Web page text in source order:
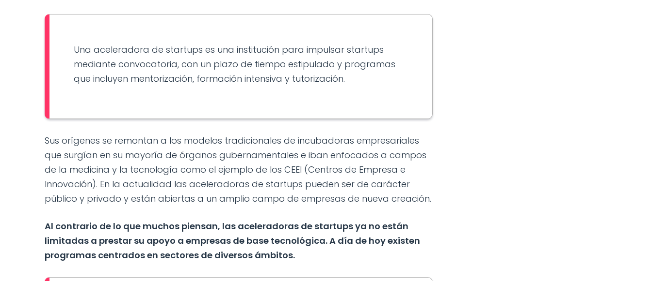
Una aceleradora de startups es una institución para impulsar startups
mediante convocatoria, con un plazo de tiempo estipulado y programas
que incluyen mentorización, formación intensiva y tutorización.
Sus orígenes se remontan a los modelos tradicionales de incubadoras empresariales
que surgían en su mayoría de órganos gubernamentales e iban enfocados a campos
de la medicina y la tecnología como el ejemplo de los CEEI (Centros de Empresa e
Innovación). En la actualidad las aceleradoras de startups pueden ser de carácter
público y privado y están abiertas a un amplio campo de empresas de nueva creación.
Al contrario de lo que muchos piensan, las aceleradoras de startups ya no están
limitadas a prestar su apoyo a empresas de base tecnológica. A día de hoy existen
programas centrados en sectores de diversos ámbitos.